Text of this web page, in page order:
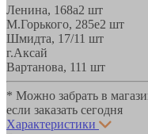
Ленина, 168а2 шт
М.Горького, 285е2 шт
Шмидта, 17/11 шт
г.Аксай
Вартанова, 111 шт
* Можно забрать в
если заказать сегодня
Характеристики